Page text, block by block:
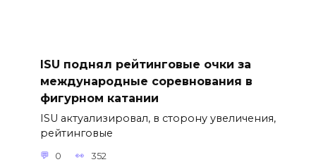
ISU поднял рейтинговые очки за
международные соревнования в
фигурном катании
ISU актуализировал, в сторону увеличения,
рейтинговые
0 352